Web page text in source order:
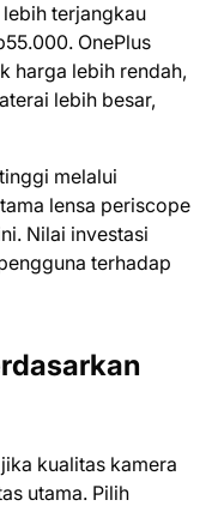
lebih terjangkau
OnePlus
harga lebih rendah,
lebih besar,
melalui
lensa periscope
Nilai investasi
terhadap
kualitas kamera
utama. Pilih